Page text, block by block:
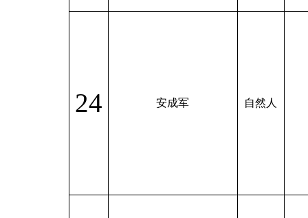
24 安成军 自然人